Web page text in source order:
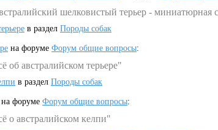
шелковистый терьер - миниатюрная
в раздел Породы собак
на форуме Форум общие вопросы:
об австралийском терьере"
в раздел Породы собак
на форуме Форум общие вопросы:
о австралийском келпи"